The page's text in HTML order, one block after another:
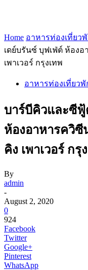
Home อาหารท่องเที่ยว
เดย์บรันซ์ บุฟเฟ่ต์ ห้อง
เพาเวอร์ กรุงเทพ
อาหารท่องเที่ยว
บาร์บีคิวและซี
ห้องอาหารควิ
คิง เพาเวอร์ กรุ
By
admin
-
August 2, 2020
0
924
Facebook
Twitter
Google+
Pinterest
WhatsApp